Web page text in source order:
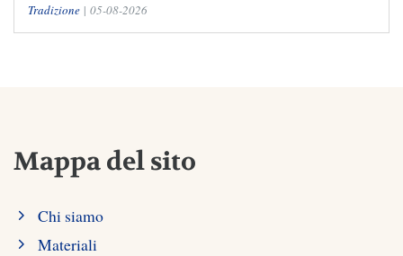
Tradizione | 05-08-2026
Mappa del sito
Chi siamo
Materiali